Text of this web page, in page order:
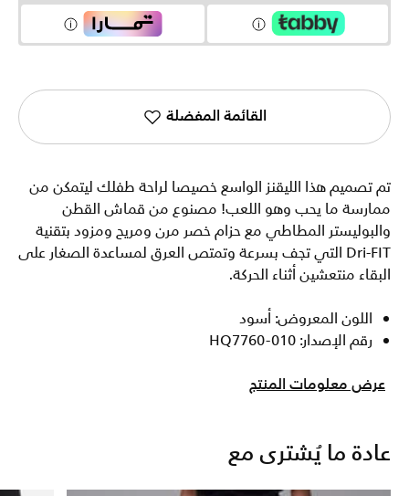
القائمة المفضلة
تم تصميم هذا الليقنز الواسع خصيصا لراحة طفلك ليتمكن من
ممارسة ما يحب وهو اللعب! مصنوع من قماش القطن
والبوليستر المطاطي مع حزام خصر مرن ومريح ومزود بتقنية
Dri-FIT التي تجف بسرعة وتمتص العرق لمساعدة الصغار على
البقاء منتعشين أثناء الحركة.
اللون المعروض: أسود
رقم الإصدار: HQ7760-010
عرض معلومات المنتج
عادة ما يُشترى مع